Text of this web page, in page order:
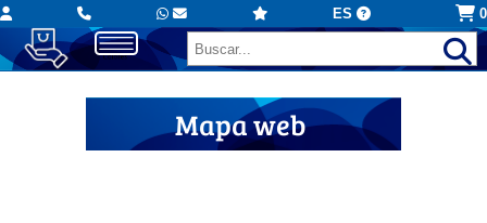
ES 0
Mapa web